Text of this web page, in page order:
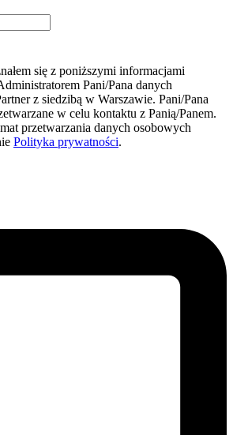
się z poniższymi informacjami
Pani/Pana danych
z siedzibą w Warszawie. Pani/Pana
w celu kontaktu z Panią/Panem.
przetwarzania danych osobowych
Polityka prywatności.